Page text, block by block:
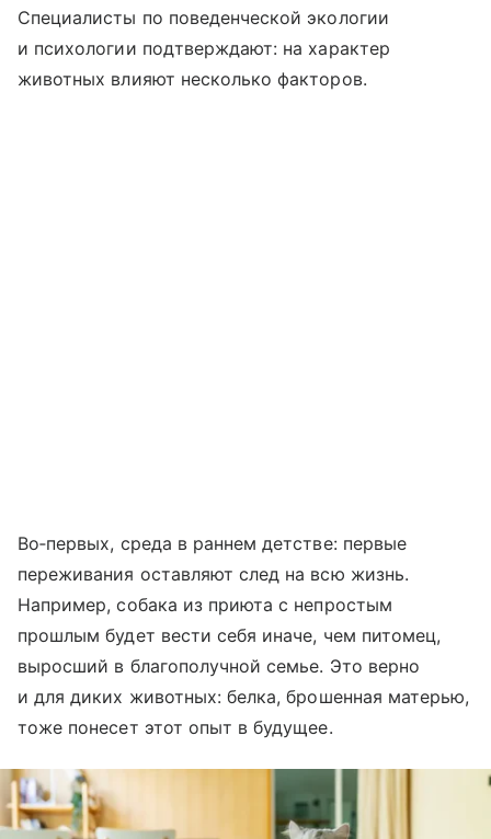
Специалисты по поведенческой экологии
и психологии подтверждают: на характер
животных влияют несколько факторов.
Во‑первых, среда в раннем детстве: первые
переживания оставляют след на всю жизнь.
Например, собака из приюта с непростым
прошлым будет вести себя иначе, чем питомец,
выросший в благополучной семье. Это верно
и для диких животных: белка, брошенная матерью,
тоже понесет этот опыт в будущее.